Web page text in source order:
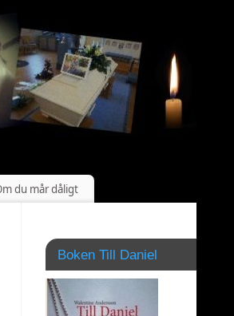
du mår dåligt
Boken Till Daniel